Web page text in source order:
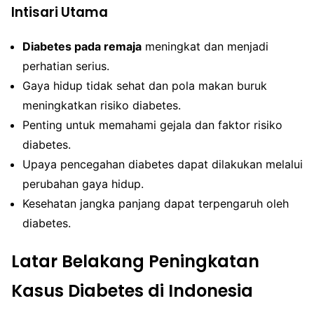
Intisari Utama
Diabetes pada remaja meningkat dan menjadi
perhatian serius.
Gaya hidup tidak sehat dan pola makan buruk
meningkatkan risiko diabetes.
Penting untuk memahami gejala dan faktor risiko
diabetes.
Upaya pencegahan diabetes dapat dilakukan melalui
perubahan gaya hidup.
Kesehatan jangka panjang dapat terpengaruh oleh
diabetes.
Latar Belakang Peningkatan
Kasus Diabetes di Indonesia